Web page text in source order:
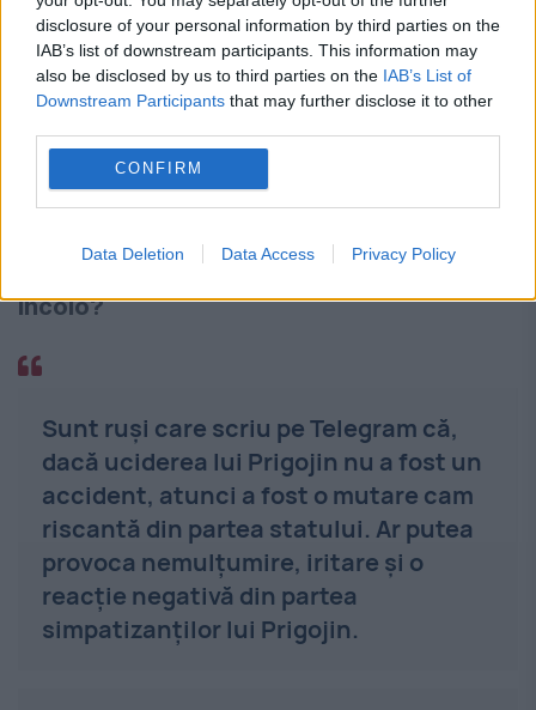
disclosure of your personal information by third parties on the
IAB’s list of downstream participants. This information may
also be disclosed by us to third parties on the IAB’s List of
Downstream Participants that may further disclose it to other
CONFIRM
Data Deletion Data Access Privacy Policy
Astfel că eu nu cred că Putin și
Kremlinul vor depune prea multe
eforturi de a convinge publicul că
lucrurile n-au stat așa.
Ce va face grupul Wagner de acum
încolo?
Sunt ruși care scriu pe Telegram că,
dacă uciderea lui Prigojin nu a fost un
accident, atunci a fost o mutare cam
riscantă din partea statului. Ar putea
provoca nemulțumire, iritare și o
reacție negativă din partea
simpatizanților lui Prigojin.